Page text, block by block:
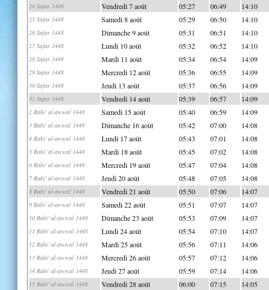
24 Safar 1448 Vendredi 7 août 05:27 06:49 14:10
25 Safar 1448 Samedi 8 août 05:29 06:50 14:10
26 Safar 1448 Dimanche 9 août 05:31 06:51 14:10
27 Safar 1448 Lundi 10 août 05:32 06:52 14:10
28 Safar 1448 Mardi 11 août 05:34 06:54 14:09
29 Safar 1448 Mercredi 12 août 05:36 06:55 14:09
30 Safar 1448 Jeudi 13 août 05:37 06:56 14:09
31 Safar 1448 Vendredi 14 août 05:39 06:57 14:09
2 Rabi' al-awwal 1448 Samedi 15 août 05:40 06:59 14:09
3 Rabi' al-awwal 1448 Dimanche 16 août 05:42 07:00 14:08
4 Rabi' al-awwal 1448 Lundi 17 août 05:43 07:01 14:08
5 Rabi' al-awwal 1448 Mardi 18 août 05:45 07:02 14:08
6 Rabi' al-awwal 1448 Mercredi 19 août 05:47 07:04 14:08
7 Rabi' al-awwal 1448 Jeudi 20 août 05:48 07:05 14:08
8 Rabi' al-awwal 1448 Vendredi 21 août 05:50 07:06 14:07
9 Rabi' al-awwal 1448 Samedi 22 août 05:51 07:07 14:07
10 Rabi' al-awwal 1448 Dimanche 23 août 05:53 07:09 14:07
11 Rabi' al-awwal 1448 Lundi 24 août 05:54 07:10 14:07
12 Rabi' al-awwal 1448 Mardi 25 août 05:56 07:11 14:06
13 Rabi' al-awwal 1448 Mercredi 26 août 05:57 07:12 14:06
14 Rabi' al-awwal 1448 Jeudi 27 août 05:59 07:14 14:06
15 Rabi' al-awwal 1448 Vendredi 28 août 06:00 07:15 14:05